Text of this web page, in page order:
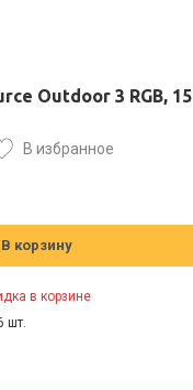
Outdoor 3 RGB,
В избранное
В корзину
в корзине
шт.